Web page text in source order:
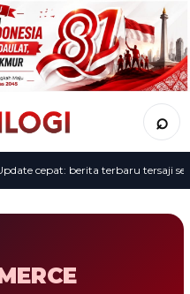
⌕
cepat: berita terbaru tersaji